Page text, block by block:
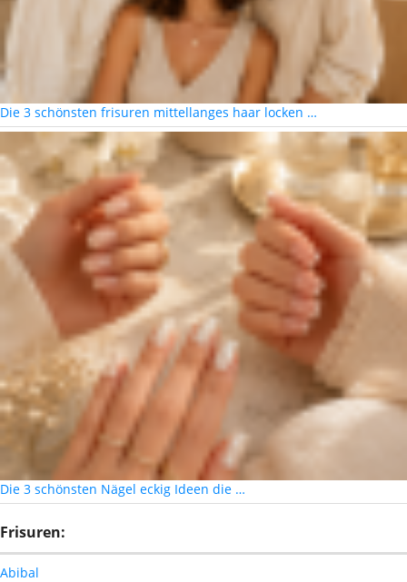
Die 3 schönsten frisuren mittellanges haar locken …
Die 3 schönsten Nägel eckig Ideen die …
Frisuren:
Abibal